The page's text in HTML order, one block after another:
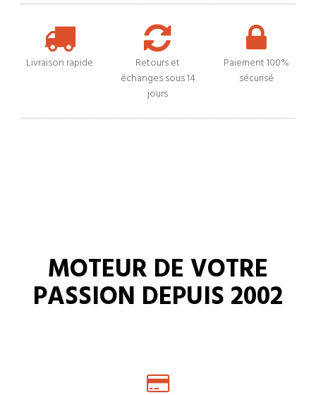
Livraison rapide
Retours et
échanges sous 14
jours
Paiement 100%
sécurisé
MOTEUR DE VOTRE
PASSION DEPUIS 2002